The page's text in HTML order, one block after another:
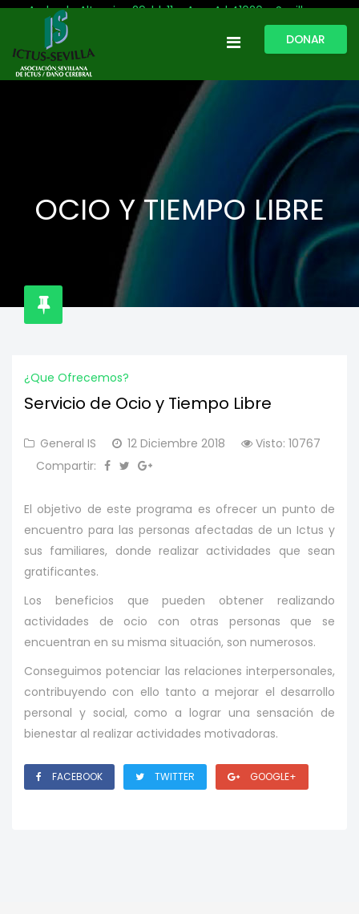
Avda. de Altamira, 29, bl. 11 – Acc. A | 41020 - Sevilla
954 513 999
ictussevilla@hotmail.com
DONAR
OCIO Y TIEMPO LIBRE
¿que Ofrecemos?
Servicio de Ocio y Tiempo Libre
General IS 12 Diciembre 2018
Visto: 10767
Compartir:
El objetivo de este programa es ofrecer un punto de
encuentro para las personas afectadas de un Ictus y
sus familiares, donde realizar actividades que sean
gratificantes.
Los beneficios que pueden obtener realizando
actividades de ocio con otras personas que se
encuentran en su misma situación, son numerosos.
Conseguimos potenciar las relaciones interpersonales,
contribuyendo con ello tanto a mejorar el desarrollo
personal y social, como a lograr una sensación de
bienestar al realizar actividades motivadoras.
FACEBOOK TWITTER GOOGLE+